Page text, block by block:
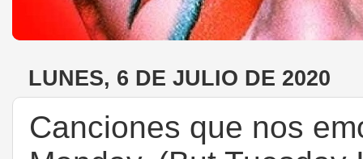
LUNES, 6 DE JULIO DE 2020
Canciones que nos